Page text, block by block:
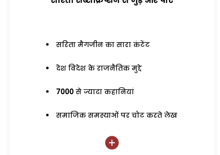
सरिता मैगजीन का सारा कंटेंट
देश विदेश के राजनैतिक मुद्दे
7000 से ज्यादा कहानियां
समाजिक समस्याओं पर चोट करते लेख